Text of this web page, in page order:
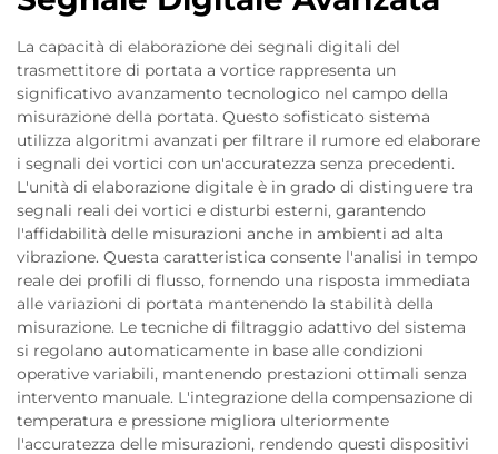
La capacità di elaborazione dei segnali digitali del
trasmettitore di portata a vortice rappresenta un
significativo avanzamento tecnologico nel campo della
misurazione della portata. Questo sofisticato sistema
utilizza algoritmi avanzati per filtrare il rumore ed elaborare
i segnali dei vortici con un'accuratezza senza precedenti.
L'unità di elaborazione digitale è in grado di distinguere tra
segnali reali dei vortici e disturbi esterni, garantendo
l'affidabilità delle misurazioni anche in ambienti ad alta
vibrazione. Questa caratteristica consente l'analisi in tempo
reale dei profili di flusso, fornendo una risposta immediata
alle variazioni di portata mantenendo la stabilità della
misurazione. Le tecniche di filtraggio adattivo del sistema
si regolano automaticamente in base alle condizioni
operative variabili, mantenendo prestazioni ottimali senza
intervento manuale. L'integrazione della compensazione di
temperatura e pressione migliora ulteriormente
l'accuratezza delle misurazioni, rendendo questi dispositivi